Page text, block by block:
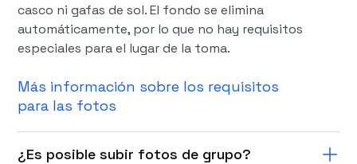
casco ni gafas de sol. El fondo se elimina
automáticamente, por lo que no hay requisitos
especiales para el lugar de la toma.
Más información sobre los requisitos
para las fotos
¿Es posible subir fotos de grupo?